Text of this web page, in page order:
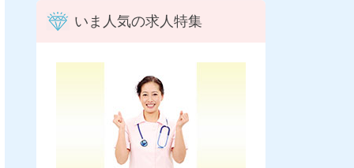
いま人気の求人特集